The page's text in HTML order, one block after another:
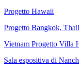
Progetto Hawaii
Progetto Bangkok,
Vietnam Progetto Villa
Sala espositiva di